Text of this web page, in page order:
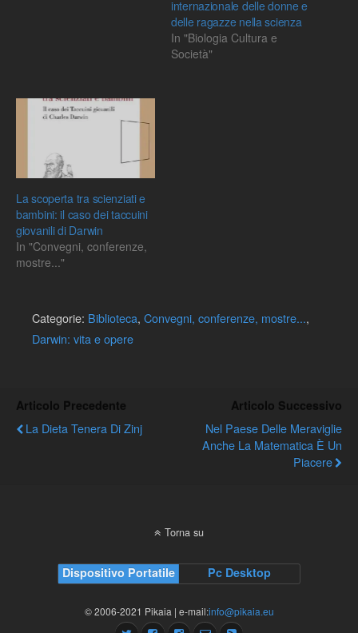
internazionale delle donne e
delle ragazze nella scienza
In "Biologia Cultura e
Società"
La scoperta tra scienziati e
bambini: il caso dei taccuini
giovanili di Darwin
In "Convegni, conferenze,
mostre..."
Categorie: Biblioteca, Convegni, conferenze, mostre...,
Darwin: vita e opere
Articolo Precedente
La Dieta Tenera Di Zinj
Articolo Successivo
Nel Paese Delle Meraviglie
Anche La Matematica È Un
Piacere
Torna su
Dispositivo Portatile Pc Desktop
© 2006-2021 Pikaia | e-mail:info@pikaia.eu